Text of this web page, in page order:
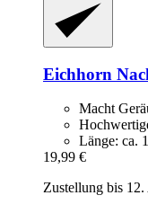
Eichhorn
Macht
Länge: ca.
19,99 €
Zustellung bis 12.